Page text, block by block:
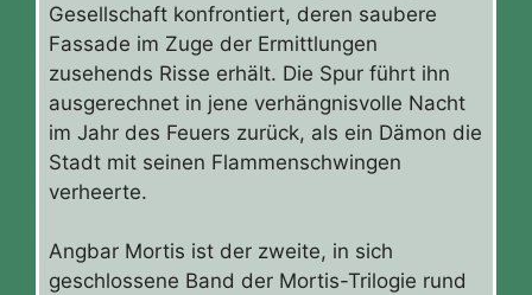
Gesellschaft konfrontiert, deren saubere
Fassade im Zuge der Ermittlungen
zusehends Risse erhält. Die Spur führt ihn
ausgerechnet in jene verhängnisvolle Nacht
im Jahr des Feuers zurück, als ein Dämon die
Stadt mit seinen Flammenschwingen
verheerte.
Angbar Mortis ist der zweite, in sich
geschlossene Band der Mortis-Trilogie rund